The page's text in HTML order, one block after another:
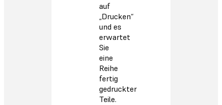
auf
„Drucken“
und es
erwartet
Sie
eine
Reihe
fertig
gedruckter
Teile.